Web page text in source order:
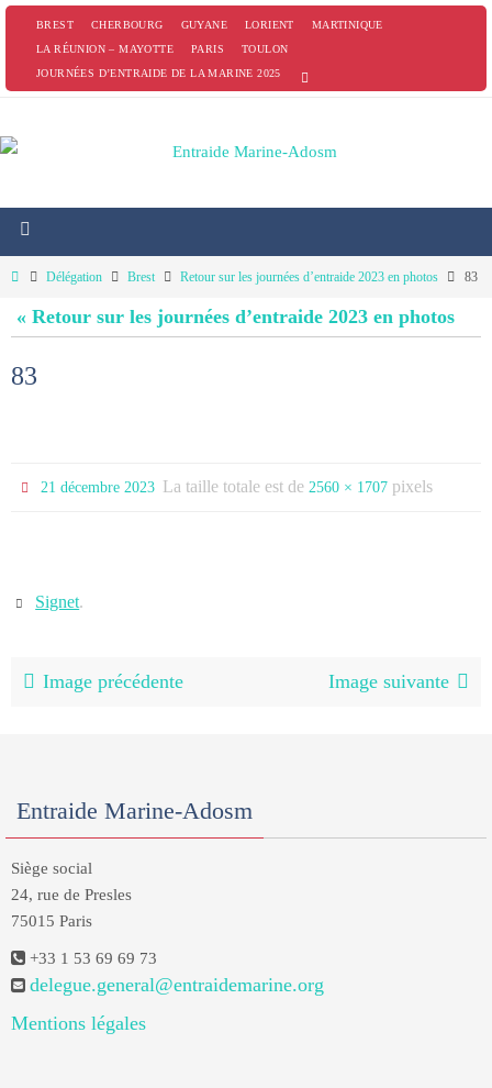
PasserBREST CHERBOURG GUYANE LORIENT
MARTINIQUE
LA RÉUNION – MAYOTTE
PARIS
TOULON
JOURNÉES D’ENTRAIDE DE LA MARINE 2025
HomeDélégation Brest Retour sur les journées d’entraide 2023 en photos 83
« Retour sur les journées d’entraide 2023 en photos
83
21 décembre 2023 La taille totale est de 2560 × 1707 pixels
Signet.
Image précédente Image suivante
Entraide Marine-Adosm
Siège social
24, rue de Presles
75015 Paris
+33 1 53 69 69 73
delegue.general@entraidemarine.org
Mentions légales